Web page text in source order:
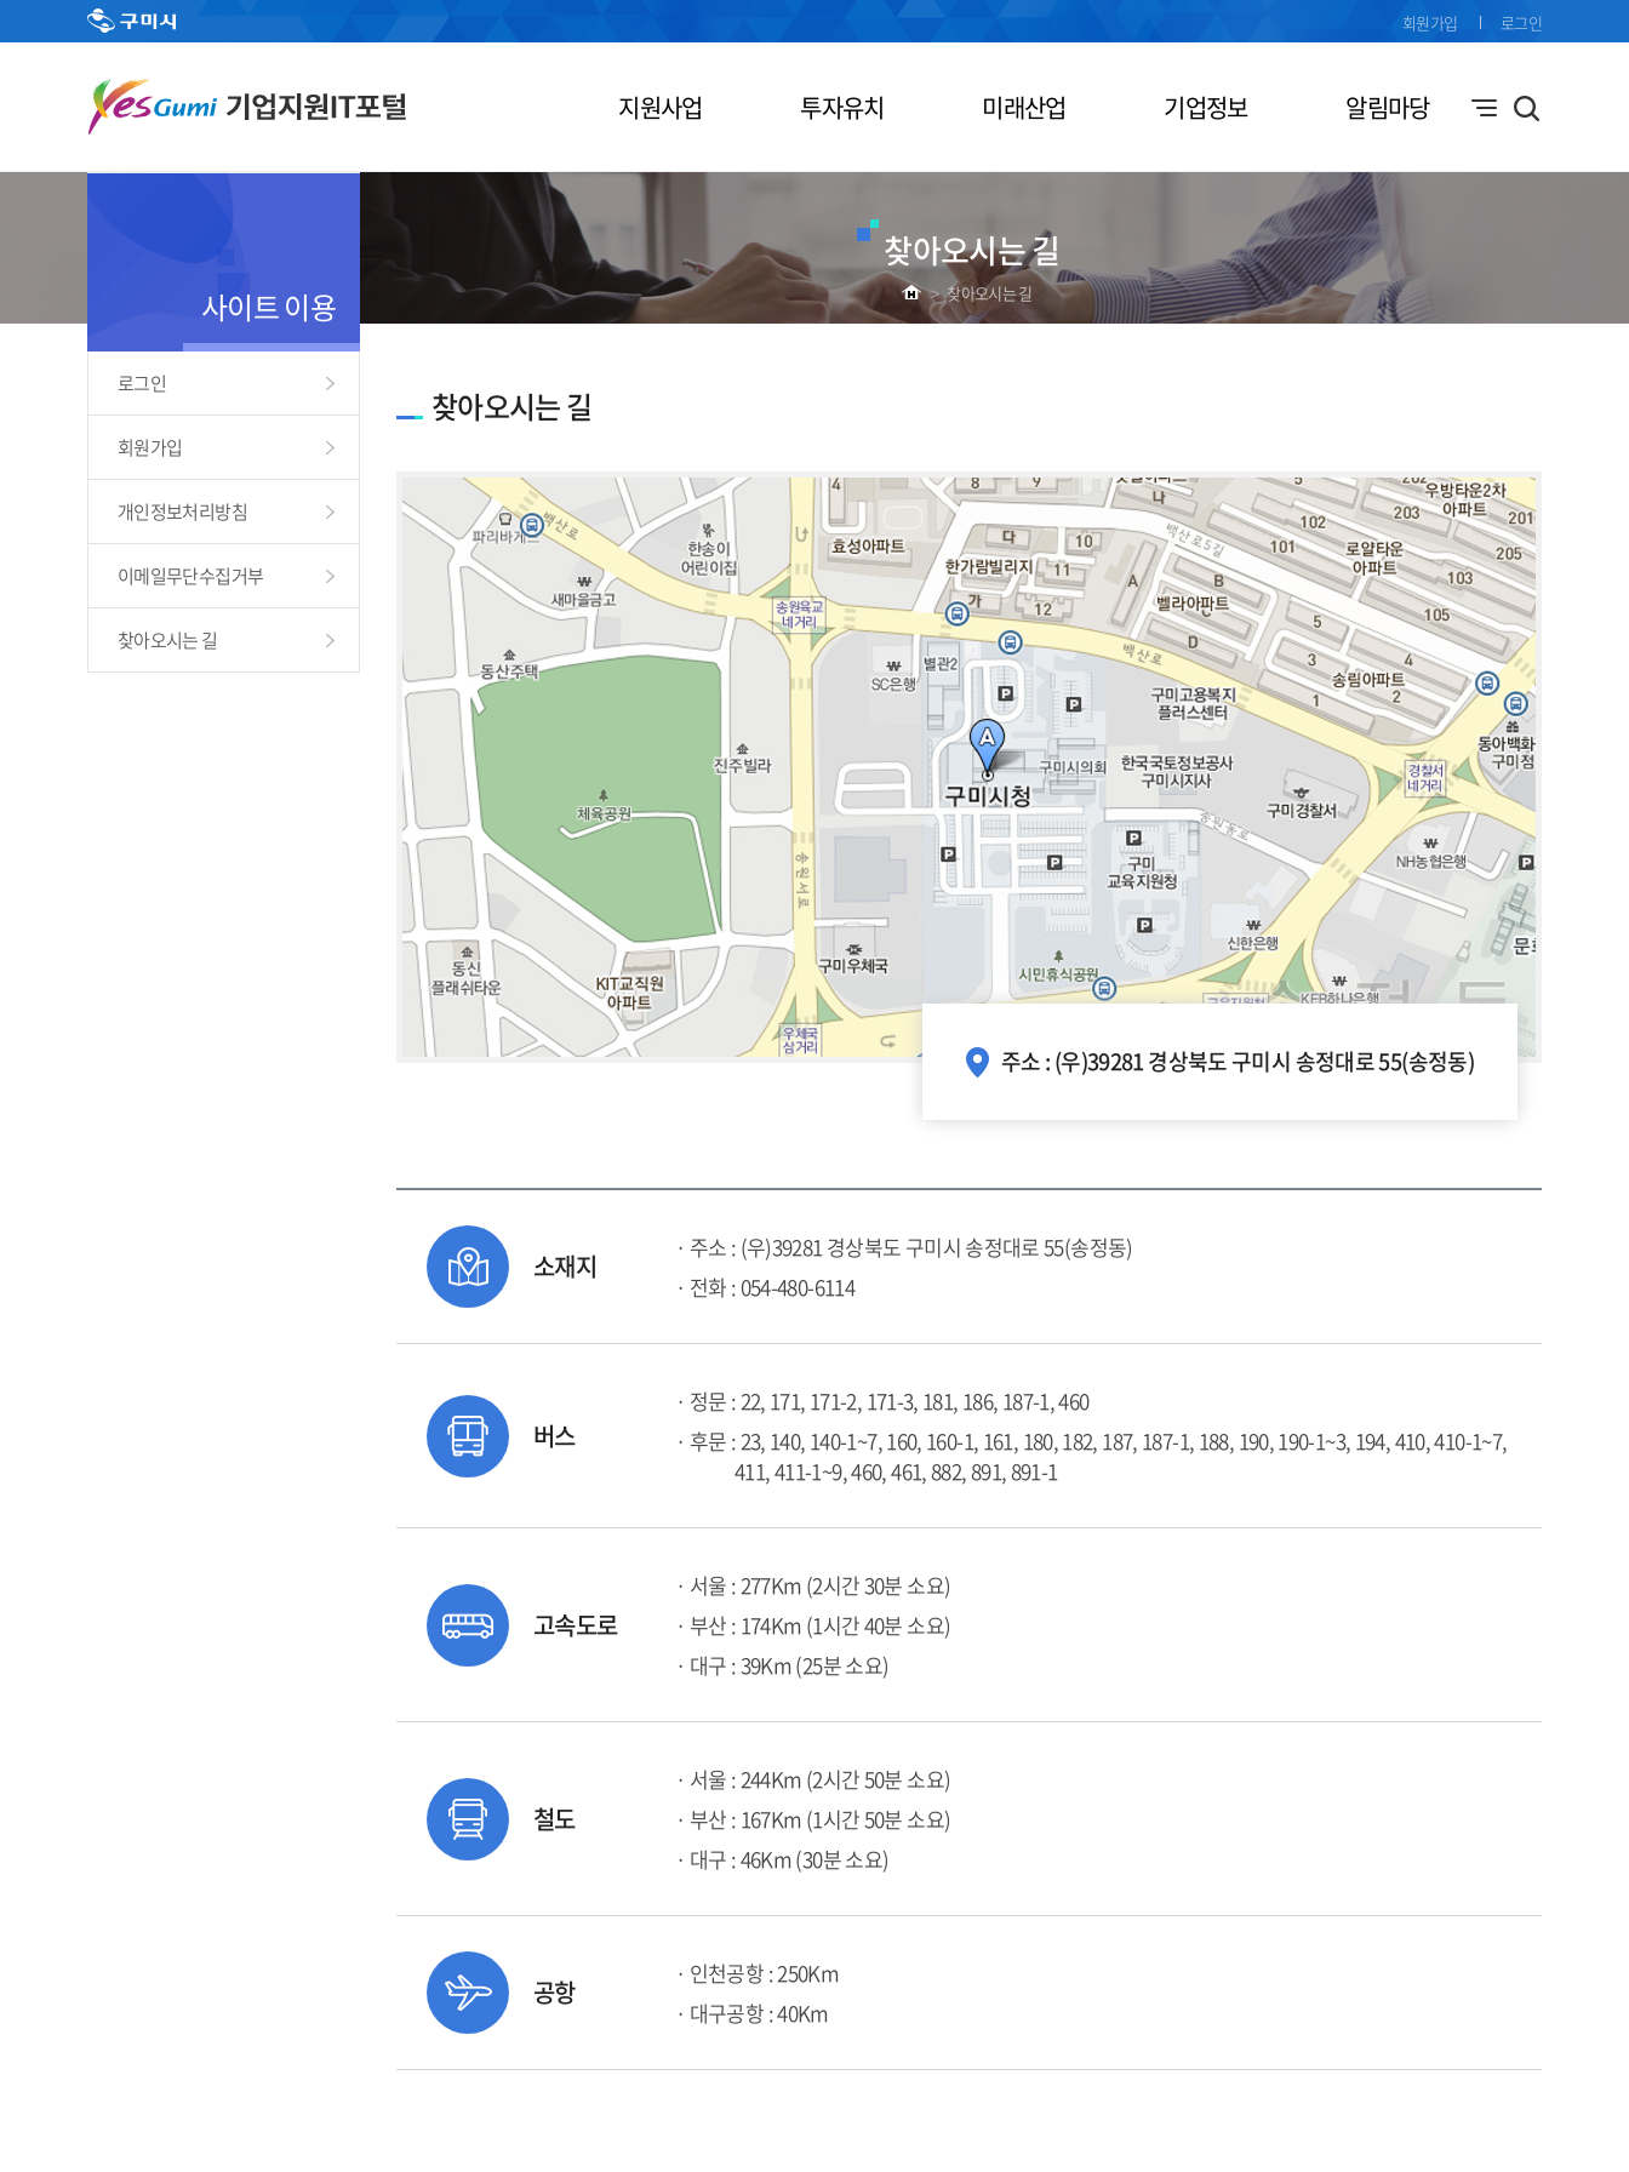
지원사업 투자유치 미래산업 기업정보 알림마당
회원가입 로그인
찾아오시는 길
> 찾아오시는 길
사이트 이용
로그인
회원가입
개인정보처리방침
이메일무단수집거부
찾아오시는 길
찾아오시는 길
주소 : (우)39281 경상북도 구미시 송정대로 55(송정동)
소재지
· 주소 : (우)39281 경상북도 구미시 송정대로 55(송정동)
· 전화 : 054-480-6114
버스
· 정문 : 22, 171, 171-2, 171-3, 181, 186, 187-1, 460
· 후문 : 23, 140, 140-1~7, 160, 160-1, 161, 180, 182, 187, 187-1, 188, 190, 190-1~3, 194, 410, 410-1~7,
411, 411-1~9, 460, 461, 882, 891, 891-1
고속도로
· 서울 : 277Km (2시간 30분 소요)
· 부산 : 174Km (1시간 40분 소요)
· 대구 : 39Km (25분 소요)
철도
· 서울 : 244Km (2시간 50분 소요)
· 부산 : 167Km (1시간 50분 소요)
· 대구 : 46Km (30분 소요)
공항
· 인천공항 : 250Km
· 대구공항 : 40Km